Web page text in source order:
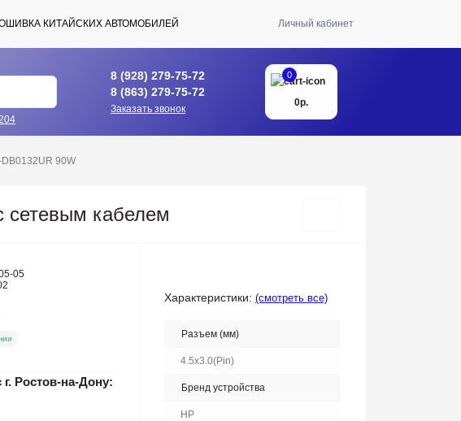
КИТАЙСКИХ АВТОМОБИЛЕЙ Личный кабинет
8 (928) 279-75-72
8 (863) 279-75-72
Заказать звонок
0
0р.
DB0132UR 90W
сетевым кабелем
05
г. Ростов-на-Дону:
Характеристики: (смотреть все)
Разъем (мм)
4.5х3.0(Pin)
Бренд устройства
HP